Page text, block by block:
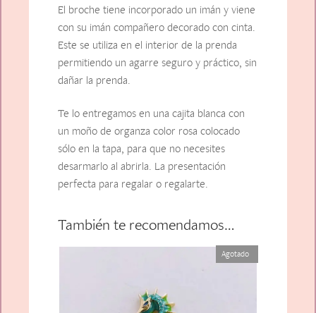
El broche tiene incorporado un imán y viene
con su imán compañero decorado con cinta.
Este se utiliza en el interior de la prenda
permitiendo un agarre seguro y práctico, sin
dañar la prenda.
Te lo entregamos en una cajita blanca con
un moño de organza color rosa colocado
sólo en la tapa, para que no necesites
desarmarlo al abrirla. La presentación
perfecta para regalar o regalarte.
También te recomendamos…
Agotado